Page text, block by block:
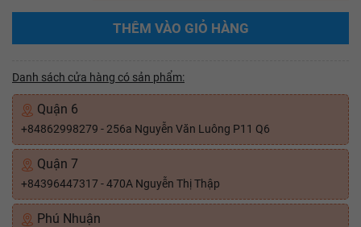
THÊM VÀO GIỎ HÀNG
Danh sách cửa hàng có sản phẩm:
Quận 6
+84862998279 - 256a Nguyễn Văn Luông P11 Q6
Quận 7
+84396447317 - 470A Nguyễn Thị Thập
Phú Nhuận